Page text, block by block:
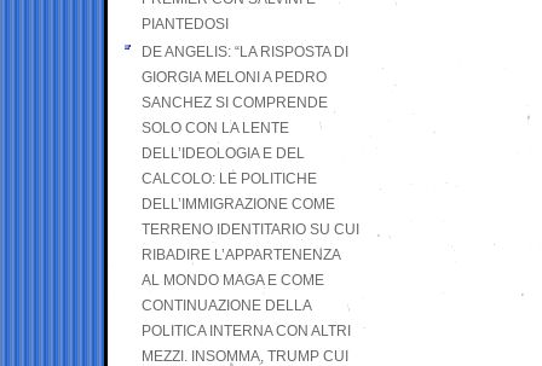
PIANTEDOSI
DE ANGELIS: “LA RISPOSTA DI
GIORGIA MELONI A PEDRO
SANCHEZ SI COMPRENDE
SOLO CON LA LENTE
DELL’IDEOLOGIA E DEL
CALCOLO: LE POLITICHE
DELL’IMMIGRAZIONE COME
TERRENO IDENTITARIO SU CUI
RIBADIRE L’APPARTENENZA
AL MONDO MAGA E COME
CONTINUAZIONE DELLA
POLITICA INTERNA CON ALTRI
MEZZI. INSOMMA, TRUMP CUI